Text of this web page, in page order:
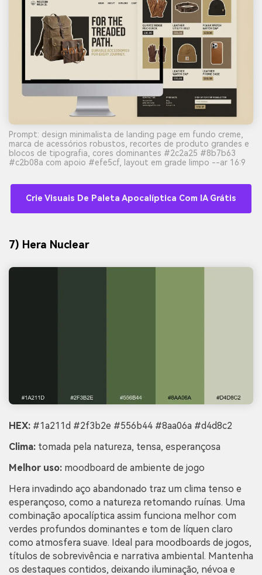
Prompt: design minimalista de landing page em fundo creme,
marca de acessórios robustos, recortes de produto grandes e
blocos de tipografia, cores dominantes #2c2a25 #8b7b63
#c2b08a com apoio #efe5cf, layout em grade limpo --ar 16:9
Crie Visuais De Paleta Apocalíptica Com IA Grátis
7) Hera Nuclear
HEX: #1a211d #2f3b2e #556b44 #8aa06a #d4d8c2
Clima: tomada pela natureza, tensa, esperançosa
Melhor uso: moodboard de ambiente de jogo
Hera invadindo aço abandonado traz um clima tenso e
esperançoso, como a natureza retomando ruínas. Uma
combinação apocalíptica assim funciona melhor com
verdes profundos dominantes e tom de líquen claro
como atmosfera suave. Ideal para moodboards de jogos,
títulos de sobrevivência e narrativa ambiental. Mantenha
os destaques contidos, deixando iluminação, névoa e